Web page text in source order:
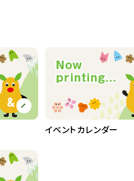
117
510
407
イベントカレンダー